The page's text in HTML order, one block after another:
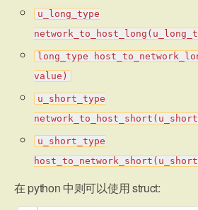
u_long_type
long_type
value)
u_short_type
u_short_type
在 python 中则可以使用 struct: